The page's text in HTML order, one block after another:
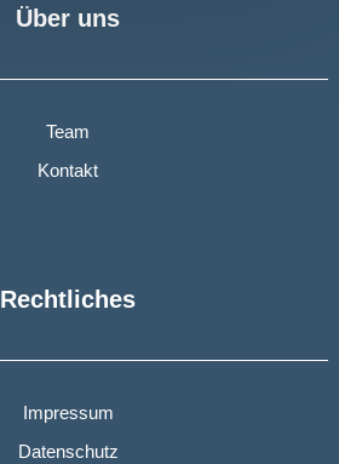
Über uns
Team
Kontakt
Rechtliches
Impressum
Datenschutz